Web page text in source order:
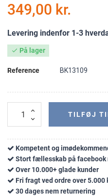
349,00 kr.
Levering indenfor 1-3
 På lager
Reference BK13109
TILFØJ
Kompetent og
Stort fællesskab på facebook
Over 10.000+ glade kunder
Fri fragt ved ordre over 5.000
30 dages nem returnering